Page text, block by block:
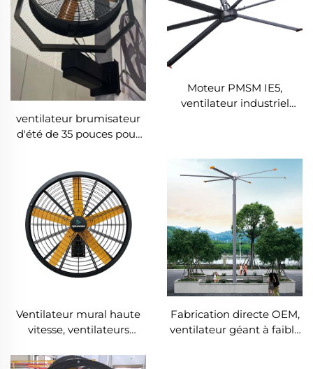
ventilateur brumisateur
d'été de 35 pouces pour
rafraîchissante
Moteur PMSM IE5,
ventilateur industriel
suspendu pour usine
laitière et entrepôts
Ventilateur mural haute
vitesse, ventilateurs
mur pour entrepôts
Fabrication directe OEM,
ventilateur géant à faible